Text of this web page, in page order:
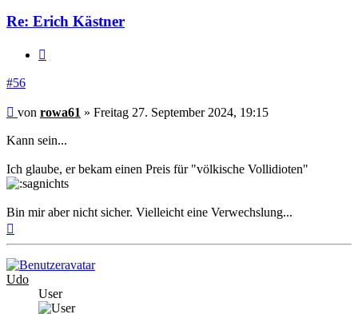
Re: Erich Kästner
#56
Beitrag
von rowa61 » Freitag 27. September 2024, 19:15
Kann sein...
Ich glaube, er bekam einen Preis für "völkische Vollidioten"
Bin mir aber nicht sicher. Vielleicht eine Verwechslung...
Udo
User